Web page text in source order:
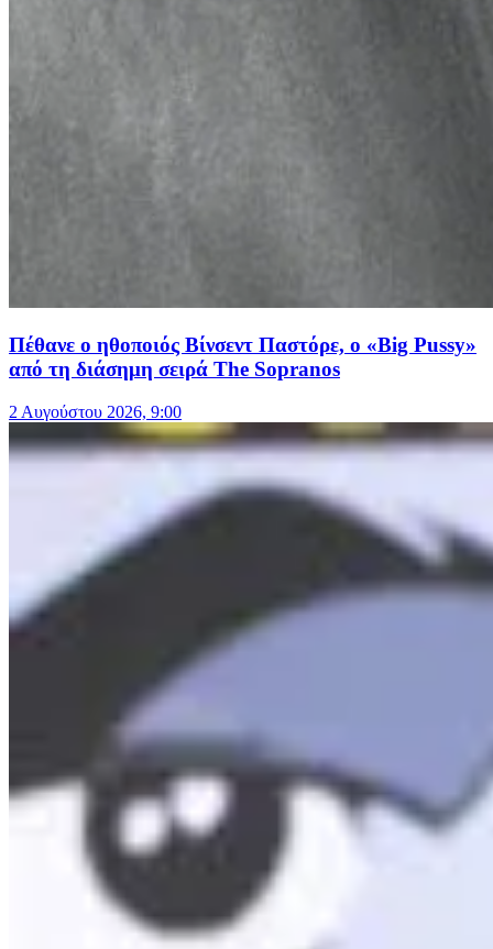
Πέθανε ο ηθοποιός Βίνσεντ Παστόρε, ο «Big Pussy»
από τη διάσημη σειρά The Sopranos
2 Αυγούστου 2026, 9:00